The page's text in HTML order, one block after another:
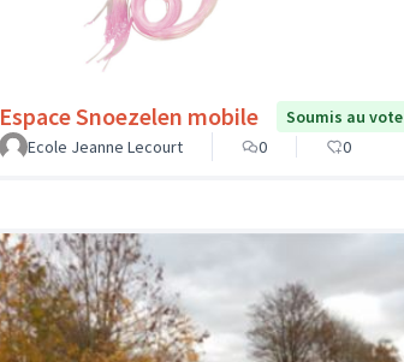
Espace Snoezelen mobile
Soumis au vote
Ecole Jeanne Lecourt
0 0